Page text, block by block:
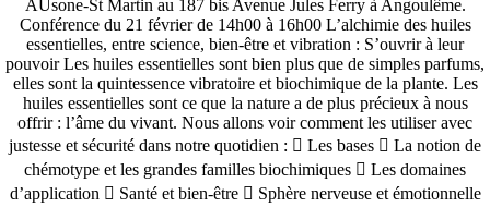
AUsone-St Martin au 187 bis Avenue Jules Ferry à Angoulême.
Conférence du 21 février de 14h00 à 16h00 L’alchimie des huiles
essentielles, entre science, bien-être et vibration : S’ouvrir à leur
pouvoir Les huiles essentielles sont bien plus que de simples parfums,
elles sont la quintessence vibratoire et biochimique de la plante. Les
huiles essentielles sont ce que la nature a de plus précieux à nous
offrir : l’âme du vivant. Nous allons voir comment les utiliser avec
justesse et sécurité dans notre quotidien :  Les bases  La notion de
chémotype et les grandes familles biochimiques  Les domaines
d’application  Santé et bien-être  Sphère nerveuse et émotionnelle